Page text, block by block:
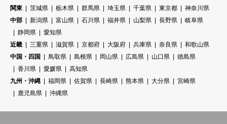
関東
茨城県 栃木県 群馬県 埼玉県 千葉県 東京都
神奈川県
中部
新潟県 富山県 石川県 福井県 山梨県 長野県
岐阜県
静岡県
愛知県
近畿
三重県 滋賀県 京都府 大阪府 兵庫県 奈良県
和歌山県
中国・四国
鳥取県 島根県 岡山県 広島県 山口県
徳島県
香川県
愛媛県
高知県
九州・沖縄
福岡県 佐賀県 長崎県 熊本県 大分県
宮崎県
鹿児島県
沖縄県